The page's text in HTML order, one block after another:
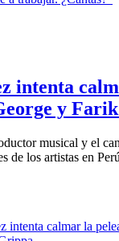
intenta
y
musical y el
de los artistas en Perú